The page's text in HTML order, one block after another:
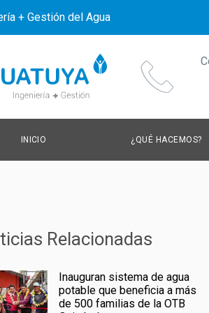
+ Gestión del Agua
INICIO ¿QUÉ HACEMOS?
Relacionadas
Inauguran sistema de agua
potable que beneficia a más
de 500 familias de la OTB